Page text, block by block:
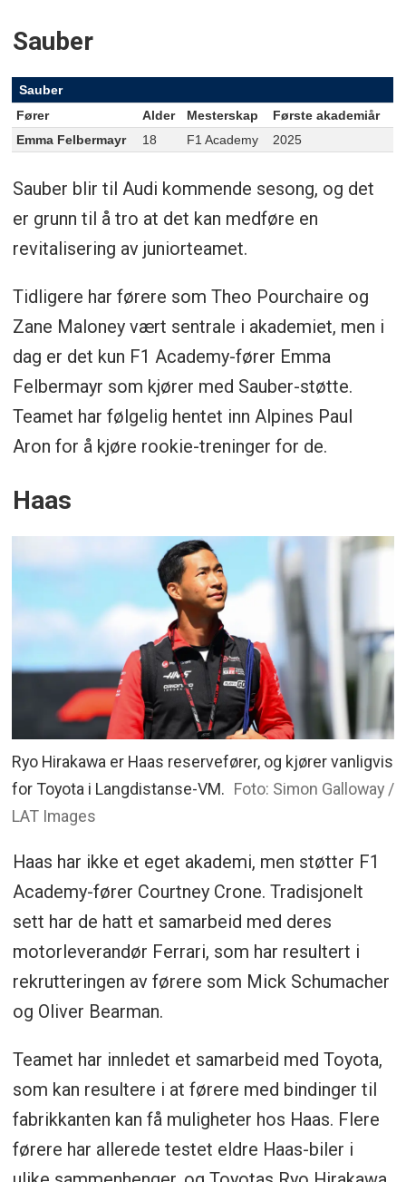
Sauber
Sauber
Fører
Alder Mesterskap
Første akademiår
Emma Felbermayr
18 F1 Academy 2025
Sauber blir til Audi kommende sesong, og det
er grunn til å tro at det kan medføre en
revitalisering av juniorteamet.
Tidligere har førere som Theo Pourchaire og
Zane Maloney vært sentrale i akademiet, men i
dag er det kun F1 Academy-fører Emma
Felbermayr som kjører med Sauber-støtte.
Teamet har følgelig hentet inn Alpines Paul
Aron for å kjøre rookie-treninger for de.
Haas
Ryo Hirakawa er Haas reservefører, og kjører vanligvis
for Toyota i Langdistanse-VM. Foto: Simon Galloway /
LAT Images
Haas har ikke et eget akademi, men støtter F1
Academy-fører Courtney Crone. Tradisjonelt
sett har de hatt et samarbeid med deres
motorleverandør Ferrari, som har resultert i
rekrutteringen av førere som Mick Schumacher
og Oliver Bearman.
Teamet har innledet et samarbeid med Toyota,
som kan resultere i at førere med bindinger til
fabrikkanten kan få muligheter hos Haas. Flere
førere har allerede testet eldre Haas-biler i